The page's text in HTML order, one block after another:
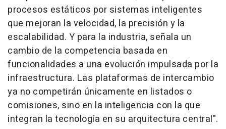
procesos estáticos por sistemas inteligentes
que mejoran la velocidad, la precisión y la
escalabilidad. Y para la industria, señala un
cambio de la competencia basada en
funcionalidades a una evolución impulsada por la
infraestructura. Las plataformas de intercambio
ya no competirán únicamente en listados o
comisiones, sino en la inteligencia con la que
integran la tecnología en su arquitectura central".